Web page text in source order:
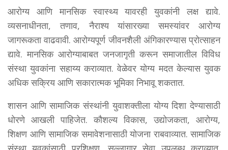
आरोग्य आणि मानसिक स्वास्थ्य यावरही युवकांनी लक्ष द्यावे.
व्यसनाधीनता, तणाव, नैराश्य यांसारख्या समस्यांवर आरोग्य
जागरूकता वाढवावी. आरोग्यपूर्ण जीवनशैली अंगिकारण्यास प्रोत्साहन
द्यावे. मानसिक आरोग्याबाबत जनजागृती करून समाजातील विविध
संस्था युवकांना सहाय्य कराव्यात. वेळेवर योग्य मदत केल्यास युवक
अधिक सक्रिय आणि सकारात्मक भूमिका निभावू शकतात.
शासन आणि सामाजिक संस्थांनी युवाशक्तीला योग्य दिशा देण्यासाठी
धोरणे आखली पाहिजेत. कौशल्य विकास, उद्योजकता, आरोग्य,
शिक्षण आणि सामाजिक समावेशनासाठी योजना राबवाव्यात. सामाजिक